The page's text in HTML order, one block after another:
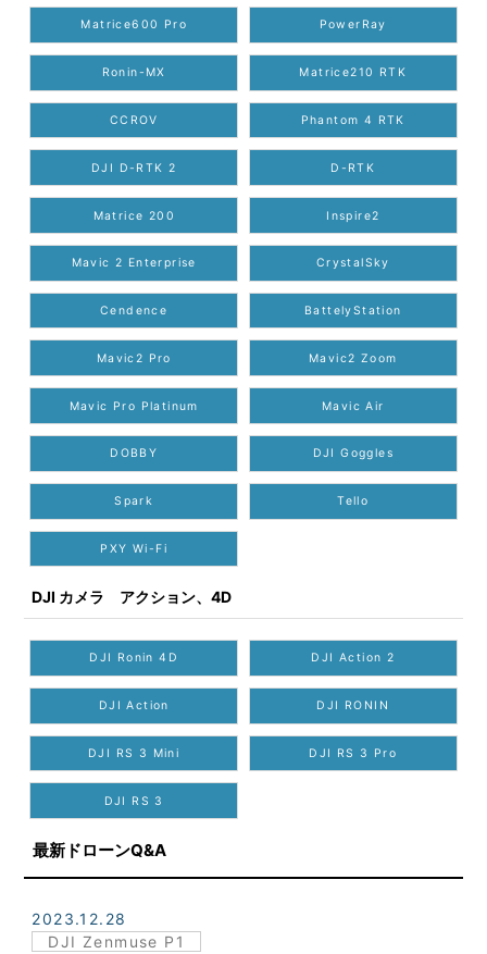
Matrice600 Pro PowerRay
Ronin-MX Matrice210 RTK
CCROV Phantom 4 RTK
DJI D-RTK 2 D-RTK
Matrice 200 Inspire2
Mavic 2 Enterprise CrystalSky
Cendence BattelyStation
Mavic2 Pro Mavic2 Zoom
Mavic Pro Platinum Mavic Air
DOBBY DJI Goggles
Spark Tello
PXY Wi-Fi
DJI カメラ アクション、4D
DJI Ronin 4D DJI Action 2
DJI Action DJI RONIN
DJI RS 3 Mini DJI RS 3 Pro
DJI RS 3
最新ドローンQ&A
2023.12.28
DJI Zenmuse P1